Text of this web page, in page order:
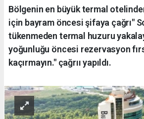
Bölgenin en büyük termal
için bayram öncesi şifaya çağrı"
tükenmeden termal huzuru
yoğunluğu öncesi rezervasyon
kaçırmayın." çağrıı yapıldı.